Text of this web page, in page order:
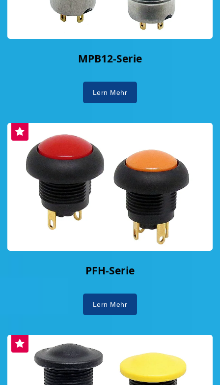
MPB12-Serie
Lern Mehr
PFH-Serie
Lern Mehr